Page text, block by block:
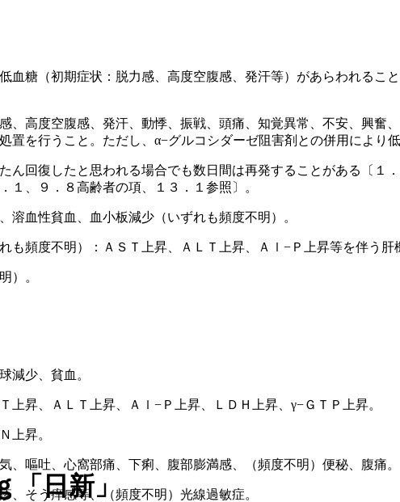
糖（初期症状：脱力感、高度空腹感、発汗等）があらわれるこ
、高度空腹感、発汗、動悸、振戦、頭痛、知覚異常、不安、興
置を行うこと。ただし、α−グルコシダーゼ阻害剤との併用により
ん回復したと思われる場合でも数日間は再発することがある〔１
１、９．８高齢者の項、１３．１参照〕。
血性貧血、血小板減少（いずれも頻度不明）。
頻度不明）：ＡＳＴ上昇、ＡＬＴ上昇、Ａｌ−Ｐ上昇等を伴う肝
）。
減少、貧血。
昇、ＡＬＴ上昇、Ａｌ−Ｐ上昇、ＬＤＨ上昇、γ−ＧＴＰ上昇。
上昇。
嘔吐、心窩部痛、下痢、腹部膨満感、（頻度不明）便秘、腹痛。
そう痒感等、（頻度不明）光線過敏症。
「日新」